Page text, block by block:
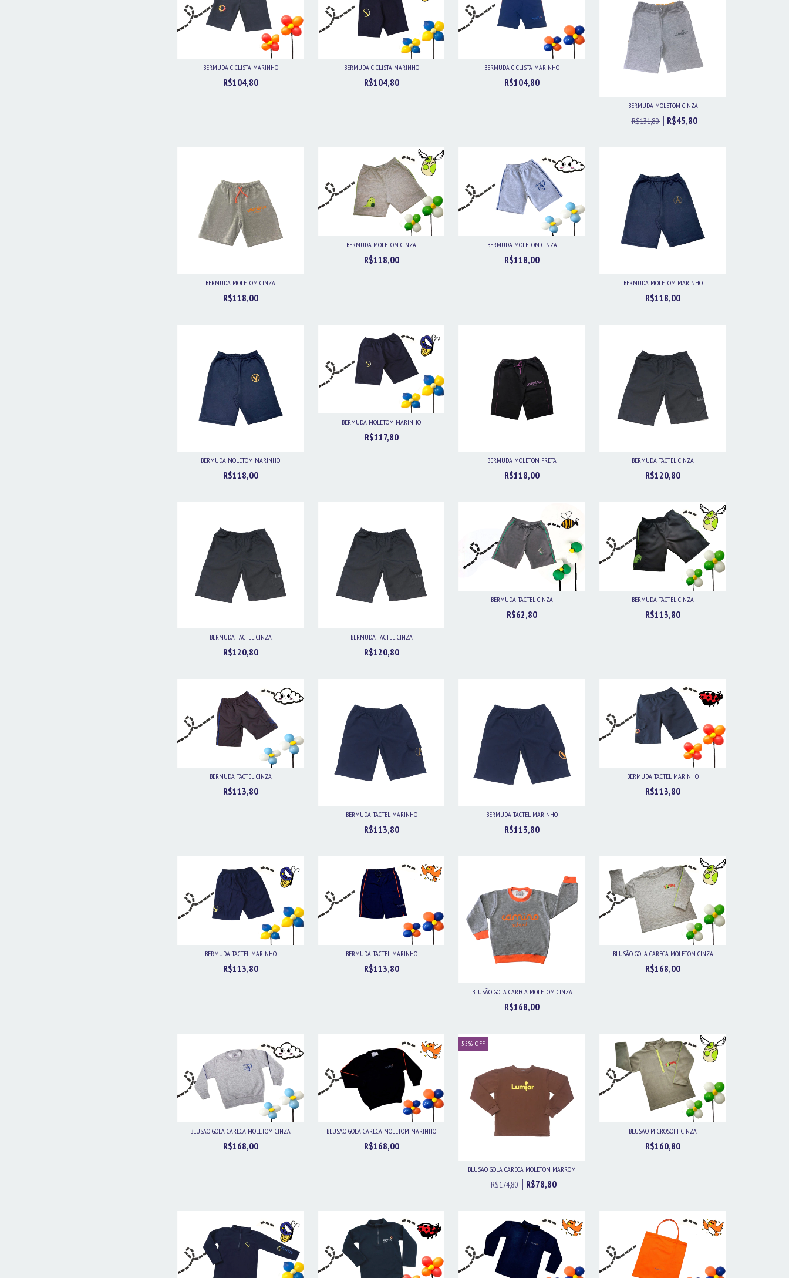
BERMUDA CICLISTA MARINHO
R$104,80
BERMUDA CICLISTA MARINHO
R$104,80
BERMUDA CICLISTA MARINHO
R$104,80
BERMUDA MOLETOM CINZA
R$131,80 R$45,80
BERMUDA MOLETOM CINZA
R$118,00
BERMUDA MOLETOM CINZA
R$118,00
BERMUDA MOLETOM CINZA
R$118,00
BERMUDA MOLETOM MARINHO
R$118,00
BERMUDA MOLETOM MARINHO
R$118,00
BERMUDA MOLETOM MARINHO
R$117,80
BERMUDA MOLETOM PRETA
R$118,00
BERMUDA TACTEL CINZA
R$120,80
BERMUDA TACTEL CINZA
R$120,80
BERMUDA TACTEL CINZA
R$120,80
BERMUDA TACTEL CINZA
R$62,80
BERMUDA TACTEL CINZA
R$113,80
BERMUDA TACTEL CINZA
R$113,80
BERMUDA TACTEL MARINHO
R$113,80
BERMUDA TACTEL MARINHO
R$113,80
BERMUDA TACTEL MARINHO
R$113,80
BERMUDA TACTEL MARINHO
R$113,80
BERMUDA TACTEL MARINHO
R$113,80
BLUSÃO GOLA CARECA MOLETOM CINZA
R$168,00
BLUSÃO GOLA CARECA MOLETOM CINZA
R$168,00
BLUSÃO GOLA CARECA MOLETOM CINZA
R$168,00
BLUSÃO GOLA CARECA MOLETOM MARINHO
R$168,00
55%OFF
BLUSÃO GOLA CARECA MOLETOM MARROM
R$174,80 R$78,80
BLUSÃO MICROSOFT CINZA
R$160,80